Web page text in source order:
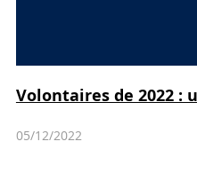
Volontaires de 2022 :
05/12/2022